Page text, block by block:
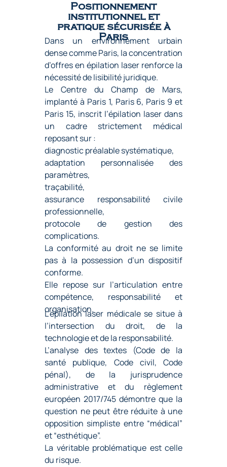
Positionnement
institutionnel et
pratique sécurisée à
Paris
Dans un environnement urbain
dense comme Paris, la concentration
d’offres en épilation laser renforce la
nécessité de lisibilité juridique.
Le Centre du Champ de Mars,
implanté à Paris 1, Paris 6, Paris 9 et
Paris 15, inscrit l’épilation laser dans
un cadre strictement médical
reposant sur :
diagnostic préalable systématique,
adaptation personnalisée des
paramètres,
traçabilité,
assurance responsabilité civile
professionnelle,
protocole de gestion des
complications.
La conformité au droit ne se limite
pas à la possession d’un dispositif
conforme.
Elle repose sur l’articulation entre
compétence, responsabilité et
organisation.
L’épilation laser médicalese situe à
l’intersection du droit, de la
technologie et de la responsabilité.
L’analyse des textes (Code de la
santé publique, Code civil, Code
pénal), de la jurisprudence
administrative et du règlement
européen 2017/745 démontre que la
question ne peut être réduite à une
opposition simpliste entre “médical”
et “esthétique”.
La véritable problématique est celle
du risque.